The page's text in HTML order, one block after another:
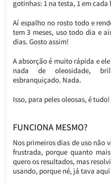
gotinhas: 1 na testa, 1 em cada
Aí espalho no rosto todo e
tem 3 meses, uso todo dia e
dias. Gosto assim!
A absorção é muito rápida e
nada de oleosidade,
esbranquiçado. Nada.
Isso, para peles oleosas, é tudo!
FUNCIONA MESMO?
Nos primeiros dias de uso não
frustrada, porque quanto
quero os resultados, mas
usando, porque né, já tava